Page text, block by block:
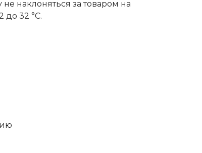
наклоняться за товаром на
32 °C.